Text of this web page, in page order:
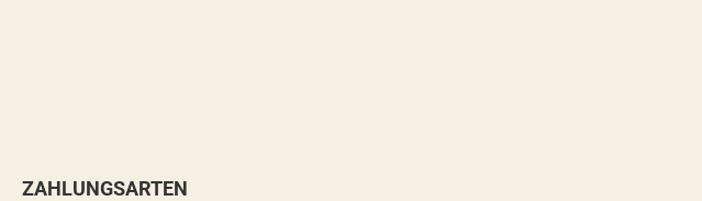
ZAHLUNGSARTEN